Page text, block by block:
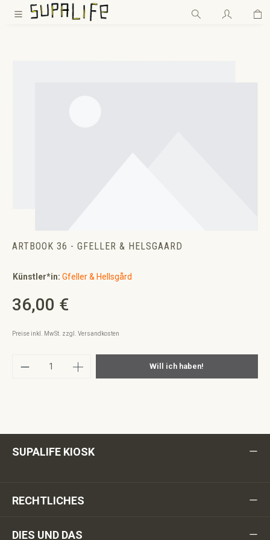
Zum Hauptinhalt springen
ARTBOOK 36 - GFELLER & HELSGAARD
Künstler*in: Gfeller & Hellsgård
Regulärer Preis:
36,00 €
Preise inkl. MwSt. zzgl. Versandkosten
Produkt Anzahl: Gib den gewünschten
Will ich haben!
SUPALIFE KIOSK
RECHTLICHES
DIES UND DAS